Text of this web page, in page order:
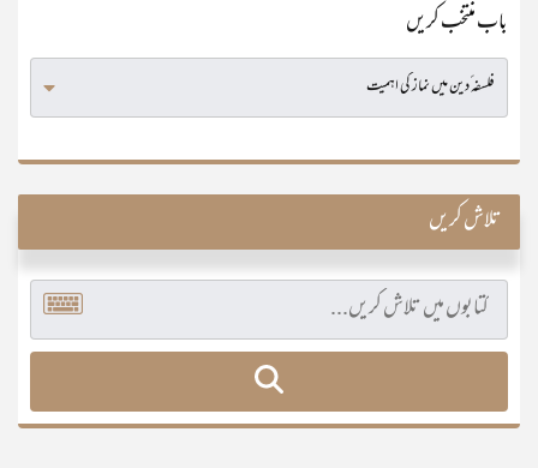
باب منتخب کریں
تلاش کریں